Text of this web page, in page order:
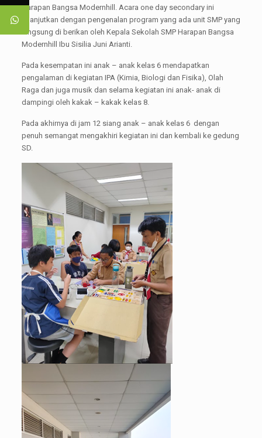
Harapan Bangsa Modernhill. Acara one day secondary ini
dilanjutkan dengan pengenalan program yang ada unit SMP yang
langsung di berikan oleh Kepala Sekolah SMP Harapan Bangsa
Modernhill Ibu Sisilia Juni Arianti.
Pada kesempatan ini anak – anak kelas 6 mendapatkan
pengalaman di kegiatan IPA (Kimia, Biologi dan Fisika), Olah
Raga dan juga musik dan selama kegiatan ini anak- anak di
dampingi oleh kakak – kakak kelas 8.
Pada akhirnya di jam 12 siang anak – anak kelas 6 dengan
penuh semangat mengakhiri kegiatan ini dan kembali ke gedung
SD.